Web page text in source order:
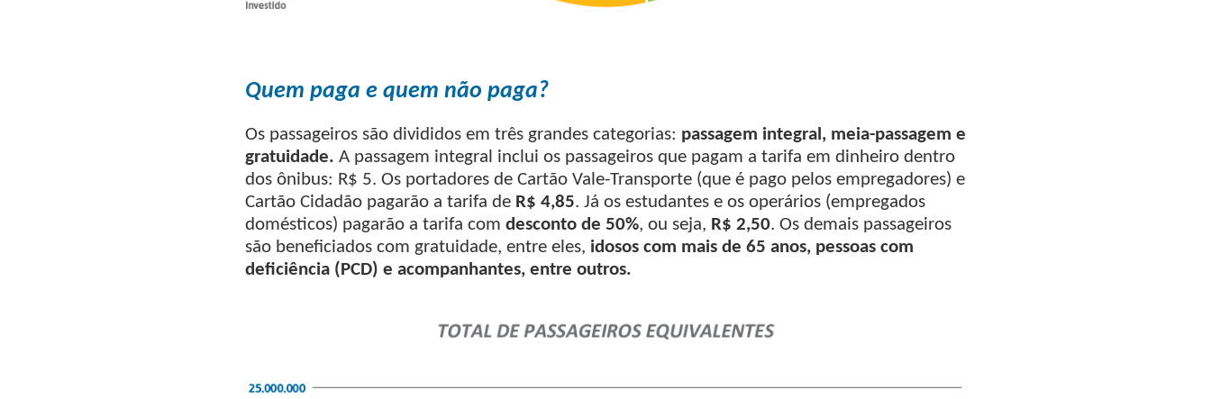
Quem paga e quem não paga?
Os passageiros são divididos em três grandes categorias: passagem integral, meia-passagem e
gratuidade. A passagem integral inclui os passageiros que pagam a tarifa em dinheiro dentro
dos ônibus: R$ 5. Os portadores de Cartão Vale-Transporte (que é pago pelos empregadores) e
Cartão Cidadão pagarão a tarifa de R$ 4,85. Já os estudantes e os operários (empregados
domésticos) pagarão a tarifa com desconto de 50%, ou seja, R$ 2,50. Os demais passageiros
são beneficiados com gratuidade, entre eles, idosos com mais de 65 anos, pessoas com
deficiência (PCD) e acompanhantes, entre outros.